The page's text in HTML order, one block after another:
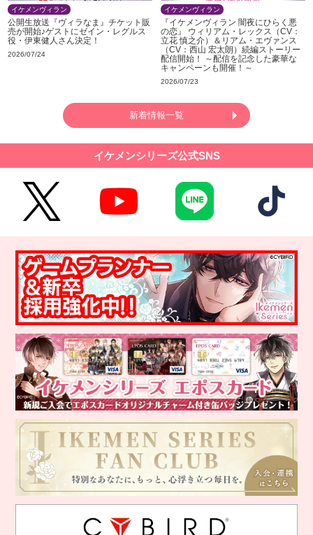
イケメンヴィラン
公開生放送『ヴィラなま』チケット販
売が開始♪ゲストにゼイン・レグルス
役・伊東健人さん決定！
2026/07/24
イケメンヴィラン
『イケメンヴィラン 闇夜にひらく悪
の恋』 ウィリアム・レックス（CV：
立花 慎之介）＆リアム・エヴァンス
（CV：西山 宏太朗）続編ストーリー
配信開始！ ～配信を記念した豪華な
キャンペーンも開催！～
2026/07/23
新着情報一覧
イケメンシリーズ公式SNS